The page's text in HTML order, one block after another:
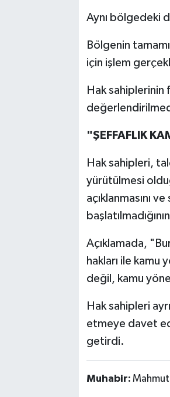
Aynı bölgedeki
Bölgenin
için işlem
Hak sahiplerinin
"ŞEFFAFLIK
Hak sahipleri,
yürütülmesi
açıklanmasını
Açıklamada,
hakları ile
değil, kamu
Hak sahipleri
etmeye davet
getirdi.
Muhabir: Mahmut